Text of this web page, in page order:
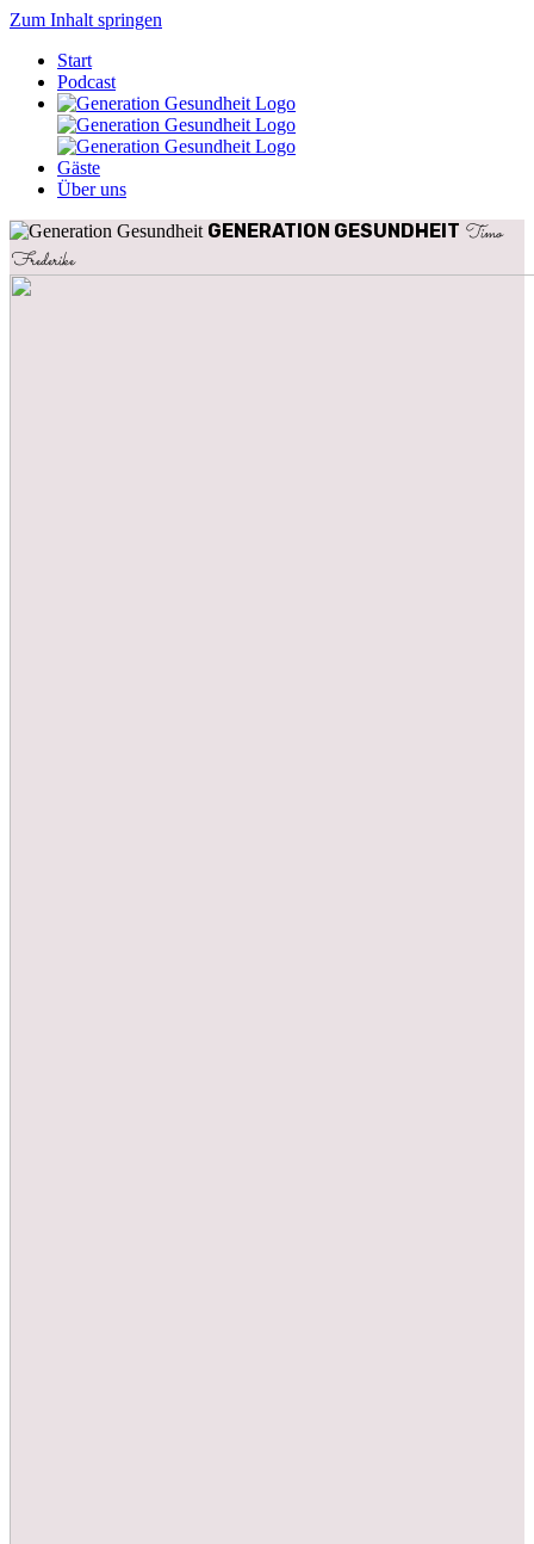
Zum Inhalt springen
Start
Podcast
Gäste
Über uns
GENERATION GESUNDHEIT Timo
Frederike